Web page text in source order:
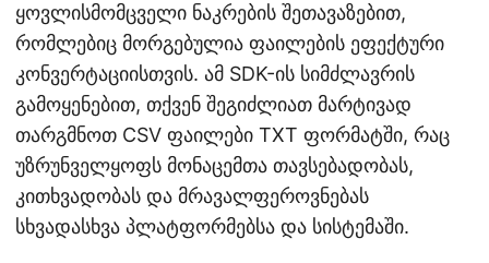
ყოვლისმომცველი ნაკრების შეთავაზებით,
რომლებიც მორგებულია ფაილების ეფექტური
კონვერტაციისთვის. ამ SDK-ის სიმძლავრის
გამოყენებით, თქვენ შეგიძლიათ მარტივად
თარგმნოთ CSV ფაილები TXT ფორმატში, რაც
უზრუნველყოფს მონაცემთა თავსებადობას,
კითხვადობას და მრავალფეროვნებას
სხვადასხვა პლატფორმებსა და სისტემაში.